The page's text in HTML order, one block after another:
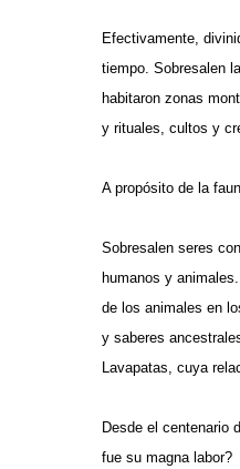
Efectivamente,
tiempo. Sobresalen
habitaron zonas
y rituales, cultos y
A propósito de la
Sobresalen seres
humanos y
de los animales en
y saberes
Lavapatas, cuya
Desde el centenario
fue su magna labor?